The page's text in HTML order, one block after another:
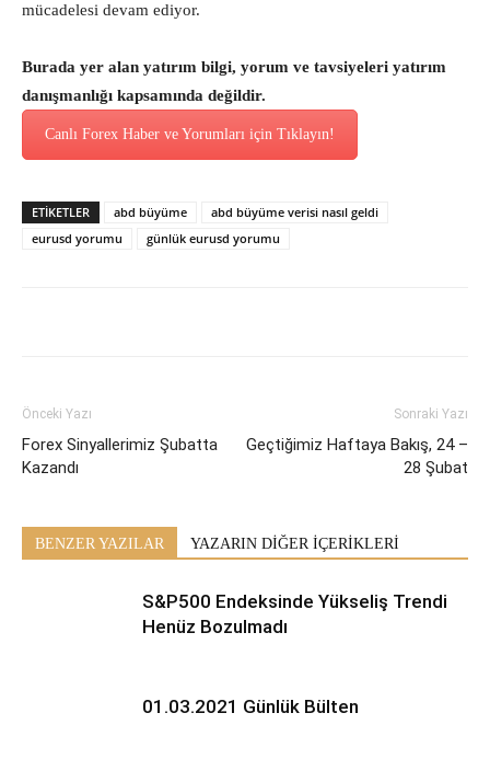
mücadelesi devam ediyor.
Burada yer alan yatırım bilgi, yorum ve tavsiyeleri yatırım
danışmanlığı kapsamında değildir.
Canlı Forex Haber ve Yorumları için Tıklayın!
ETİKETLER abd büyüme
abd büyüme verisi nasıl geldi
eurusd yorumu
günlük eurusd yorumu
Önceki Yazı
Forex Sinyallerimiz Şubatta
Kazandı
Sonraki Yazı
Geçtiğimiz Haftaya Bakış, 24 –
28 Şubat
BENZER YAZILAR YAZARIN DİĞER İÇERİKLERİ
S&P500 Endeksinde Yükseliş Trendi
Henüz Bozulmadı
01.03.2021 Günlük Bülten